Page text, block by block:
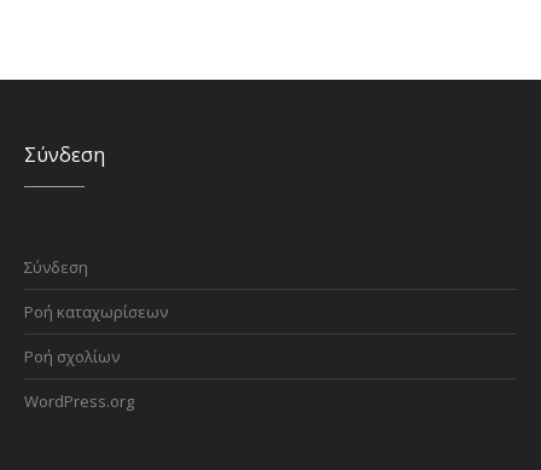
Σύνδεση
Σύνδεση
Ροή καταχωρίσεων
Ροή σχολίων
WordPress.org